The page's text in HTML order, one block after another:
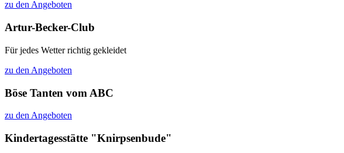
zu den Angeboten
Artur-Becker-Club
Für jedes Wetter richtig gekleidet
zu den Angeboten
Böse Tanten vom ABC
zu den Angeboten
Kindertagesstätte "Knirpsenbude"